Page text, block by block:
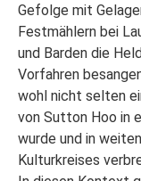
Gefolge mit
Festmählern bei
und Barden die
Vorfahren
wohl nicht selten
von Sutton Hoo in
wurde und in
Kulturkreises